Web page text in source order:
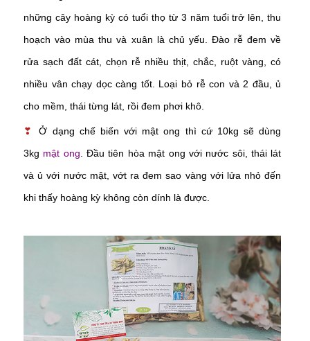
những cây hoàng kỳ có tuổi thọ từ 3 năm tuổi trở lên, thu
hoạch vào mùa thu và xuân là chủ yếu. Đào rễ đem về
rửa sạch đất cát, chọn rễ nhiều thịt, chắc, ruột vàng, có
nhiều vân chạy dọc càng tốt. Loại bỏ rễ con và 2 đầu, ủ
cho mềm, thái từng lát, rồi đem phơi khô.
❣Ở dạng chế biến với mật ong thì cứ 10kg sẽ dùng
3kg mật ong . Đầu tiên hòa mật ong với nước sôi, thái lát
và ủ với nước mật, vớt ra đem sao vàng với lửa nhỏ đến
khi thấy hoàng kỳ không còn dính là được.